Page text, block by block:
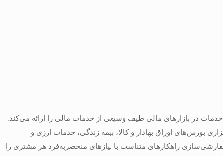
در بازارهای مالی طیف وسیعی از خدمات مالی را ارائه می‌کند.
بورس‌های اوراق بهادار و کالا، بیمه زندگی، خدمات ارزی و
راهکارهای متناسب با نیازهای منحصربه‌فرد هر مشتری را